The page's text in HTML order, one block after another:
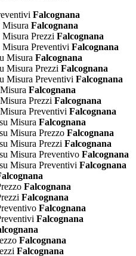
Falcognana
Misura Falcognana
Prezzi Falcognana
Misura Preventivi Falcognana
Misura Falcognana
Misura Prezzi Falcognana
Misura Preventivi Falcognana
Falcognana
Prezzi Falcognana
Preventivi Falcognana
Misura Falcognana
Misura Prezzo Falcognana
Misura Prezzi Falcognana
Misura Preventivo Falcognana
Misura Preventivi Falcognana
Falcognana
Falcognana
Falcognana
Falcognana
Falcognana
Falcognana